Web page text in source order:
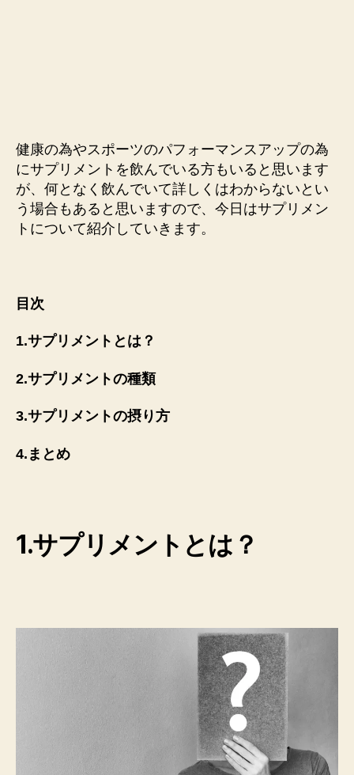
健康の為やスポーツのパフォーマンスアップの為
にサプリメントを飲んでいる方もいると思います
が、何となく飲んでいて詳しくはわからないとい
う場合もあると思いますので、今日はサプリメン
トについて紹介していきます。
目次
1.サプリメントとは？
2.サプリメントの種類
3.サプリメントの摂り方
4.まとめ
1.サプリメントとは？